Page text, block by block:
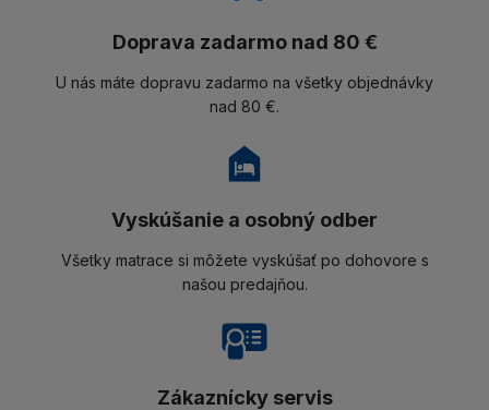
Doprava zadarmo nad 80 €
U nás máte dopravu zadarmo na všetky objednávky
nad 80 €.
Vyskúšanie a osobný odber
Všetky matrace si môžete vyskúšať po dohovore s
našou predajňou.
Zákaznícky servis